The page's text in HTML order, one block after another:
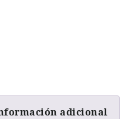
adicional